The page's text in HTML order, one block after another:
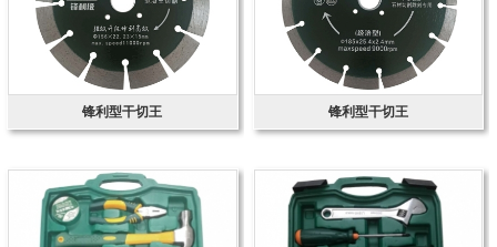
锋利型干切王 锋利型干切王